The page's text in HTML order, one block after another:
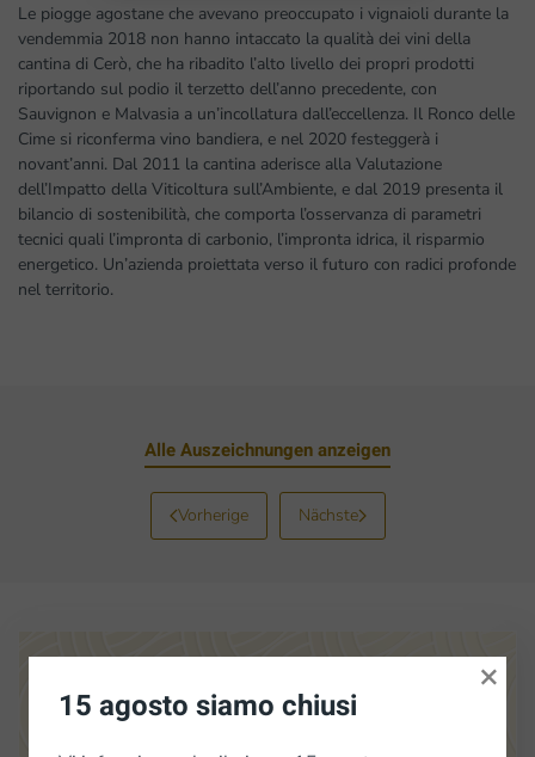
Le piogge agostane che avevano preoccupato i vignaioli durante la
vendemmia 2018 non hanno intaccato la qualità dei vini della
cantina di Cerò, che ha ribadito l’alto livello dei propri prodotti
riportando sul podio il terzetto dell’anno precedente, con
Sauvignon e Malvasia a un’incollatura dall’eccellenza. Il Ronco delle
Cime si riconferma vino bandiera, e nel 2020 festeggerà i
novant’anni. Dal 2011 la cantina aderisce alla Valutazione
dell’Impatto della Viticoltura sull’Ambiente, e dal 2019 presenta il
bilancio di sostenibilità, che comporta l’osservanza di parametri
tecnici quali l’impronta di carbonio, l’impronta idrica, il risparmio
energetico. Un’azienda proiettata verso il futuro con radici profonde
nel territorio.
Alle Auszeichnungen anzeigen
Vorherige Nächste
15 agosto siamo chiusi
×